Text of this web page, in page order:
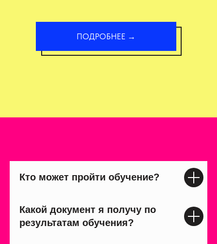
ПОДРОБНЕЕ →
Кто может пройти обучение?
Какой документ я получу по
результатам обучения?